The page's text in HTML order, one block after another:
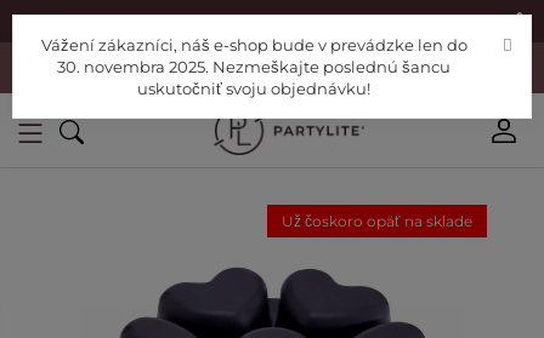
|
Vážení zákazníci, náš e-shop bude v prevádzke len do 30. novembra
2025. Nezmeškajte poslednú šancu uskutočniť svoju objednávku!
Už čoskoro opäť na sklade
Vážení zákazníci, náš e-shop bude v prevádzke len do
30. novembra 2025. Nezmeškajte poslednú šancu
uskutočniť svoju objednávku!